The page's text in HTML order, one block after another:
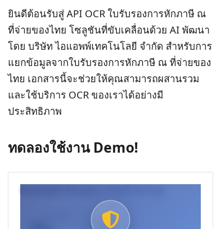
ยินดีต้อนรับสู่ API OCR ใบรับรองการหักภาษี ณ
ที่จ่ายของไทย โซลูชันที่ขับเคลื่อนด้วย AI พัฒนา
โดย บริษัท ไอแอพพ์เทคโนโลยี จำกัด สำหรับการ
แยกข้อมูลจากใบรับรองการหักภาษี ณ ที่จ่ายของ
ไทย เอกสารนี้จะช่วยให้คุณสามารถผสานรวม
และใช้บริการ OCR ของเราได้อย่างมี
ประสิทธิภาพ
ทดลองใช้งาน Demo!